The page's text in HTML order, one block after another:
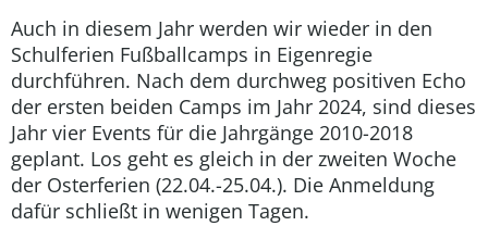
Auch in diesem Jahr werden wir wieder in den
Schulferien Fußballcamps in Eigenregie
durchführen. Nach dem durchweg positiven Echo
der ersten beiden Camps im Jahr 2024, sind dieses
Jahr vier Events für die Jahrgänge 2010-2018
geplant. Los geht es gleich in der zweiten Woche
der Osterferien (22.04.-25.04.). Die Anmeldung
dafür schließt in wenigen Tagen.